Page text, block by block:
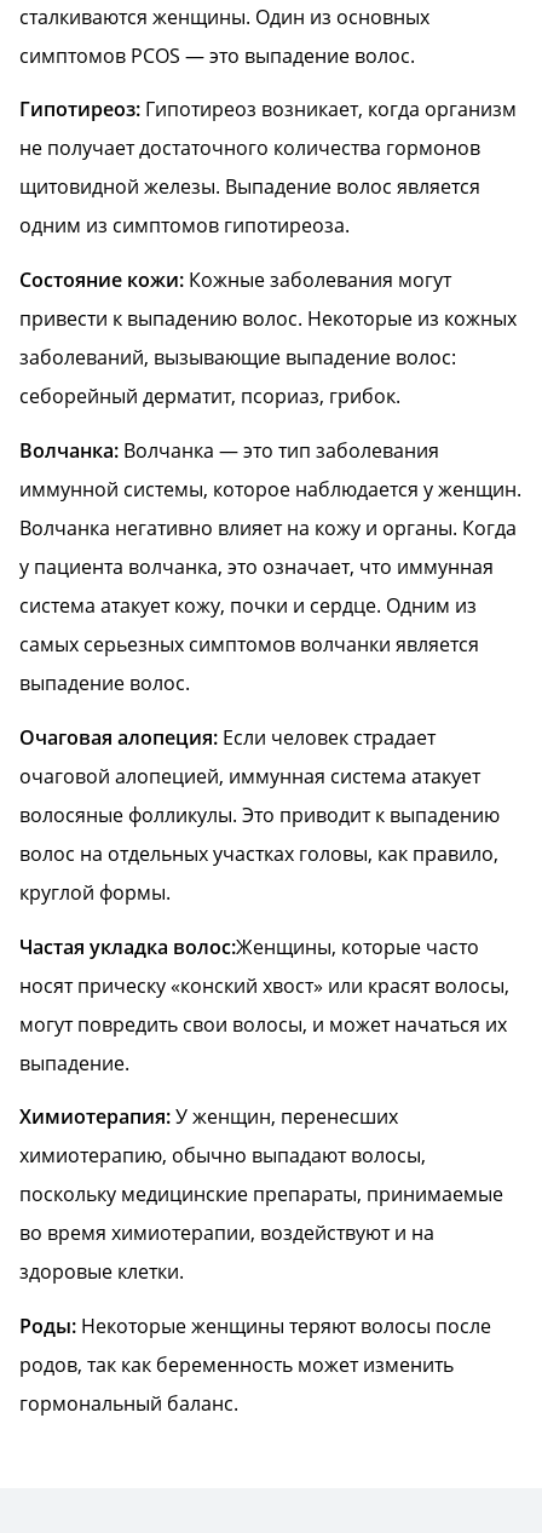
сталкиваются женщины. Один из основных
симптомов PCOS — это выпадение волос.
Гипотиреоз: Гипотиреоз возникает, когда организм
не получает достаточного количества гормонов
щитовидной железы. Выпадение волос является
одним из симптомов гипотиреоза.
Состояние кожи: Кожные заболевания могут
привести к выпадению волос. Некоторые из кожных
заболеваний, вызывающие выпадение волос:
себорейный дерматит, псориаз, грибок.
Волчанка: Bолчанка — это тип заболевания
иммунной системы, которое наблюдается у женщин.
Волчанка негативно влияет на кожу и органы. Когда
у пациента волчанка, это означает, что иммунная
система атакует кожу, почки и сердце. Одним из
самых серьезных симптомов волчанки является
выпадение волос.
Очаговая алопеция: Eсли человек страдает
очаговой алопецией, иммунная система атакует
волосяные фолликулы. Это приводит к выпадению
волос на отдельных участках головы, как правило,
круглой формы.
Частая укладка волос:Женщины, которые часто
носят прическу «конский хвост» или красят волосы,
могут повредить свои волосы, и может начаться их
выпадение.
Химиотерапия:У женщин, перенесших
химиотерапию, обычно выпадают волосы,
поскольку медицинские препараты, принимаемые
во время химиотерапии, воздействуют и на
здоровые клетки.
Роды: Некоторые женщины теряют волосы после
родов, так как беременность может изменить
гормональный баланс.